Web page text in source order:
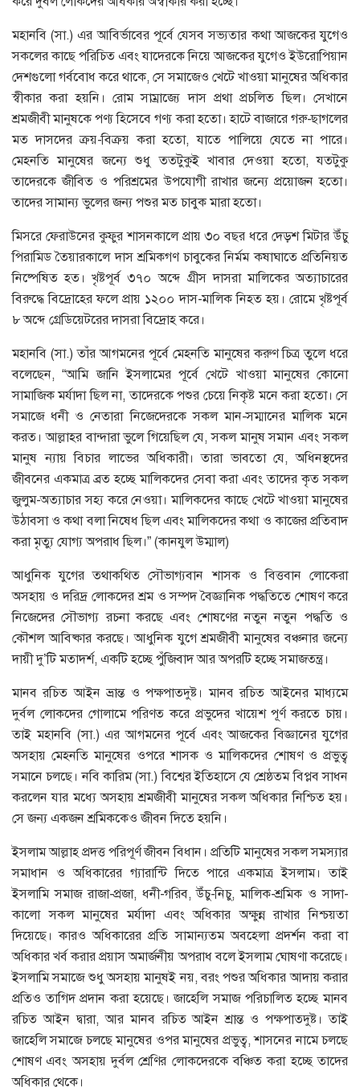
মহানবি (সা.) এর আবির্ভাবের পূর্বে যেসব সভ্যতার কথা আজকের যুগেও
সকলের কাছে পরিচিত এবং যাদেরকে নিয়ে আজকের যুগেও ইউরোপিয়ান
দেশগুলো গর্ববোধ করে থাকে, সে সমাজেও খেটে খাওয়া মানুষের অধিকার
স্বীকার করা হয়নি। রোম সাম্রাজ্যে দাস প্রথা প্রচলিত ছিল। সেখানে
শ্রমজীবী মানুষকে পণ্য হিসেবে গণ্য করা হতো। হাটে বাজারে গরু-ছাগলের
মত দাসদের ক্রয়-বিক্রয় করা হতো, যাতে পালিয়ে যেতে না পারে।
মেহনতি মানুষের জন্যে শুধু ততটুকুই খাবার দেওয়া হতো, যতটুকু
তাদেরকে জীবিত ও পরিশ্রমের উপযোগী রাখার জন্যে প্রয়োজন হতো।
তাদের সামান্য ভুলের জন্য পশুর মত চাবুক মারা হতো।
মিসরে ফেরাউনের কুফুর শাসনকালে প্রায় ৩০ বছর ধরে দেড়শ মিটার উঁচু
পিরামিড তৈয়ারকালে দাস শ্রমিকগণ চাবুকের নির্মম কষাঘাতে প্রতিনিয়ত
নিষ্পেষিত হত। খৃষ্টপূর্ব ৩৭০ অব্দে গ্রীস দাসরা মালিকের অত্যাচারের
বিরুদ্ধে বিদ্রোহের ফলে প্রায় ১২০০ দাস-মালিক নিহত হয়। রোমে খৃষ্টপূর্ব
৮ অব্দে গ্রেডিয়েটরের দাসরা বিদ্রোহ করে।
মহানবি (সা.) তাঁর আগমনের পূর্বে মেহনতি মানুষের করুণ চিত্র তুলে ধরে
বলেছেন, “আমি জানি ইসলামের পূর্বে খেটে খাওয়া মানুষের কোনো
সামাজিক মর্যাদা ছিল না, তাদেরকে পশুর চেয়ে নিকৃষ্ট মনে করা হতো। সে
সমাজে ধনী ও নেতারা নিজেদেরকে সকল মান-সম্মানের মালিক মনে
করত। আল্লাহর বান্দারা ভুলে গিয়েছিল যে, সকল মানুষ সমান এবং সকল
মানুষ ন্যায় বিচার লাভের অধিকারী। তারা ভাবতো যে, অধিনস্থদের
জীবনের একমাত্র ব্রত হচ্ছে মালিকদের সেবা করা এবং তাদের কৃত সকল
জুলুম-অত্যাচার সহ্য করে নেওয়া। মালিকদের কাছে খেটে খাওয়া মানুষের
উঠাবসা ও কথা বলা নিষেধ ছিল এবং মালিকদের কথা ও কাজের প্রতিবাদ
করা মৃত্যু যোগ্য অপরাধ ছিল।” (কানযুল উম্মাল)
আধুনিক যুগের তথাকথিত সৌভাগ্যবান শাসক ও বিত্তবান লোকেরা
অসহায় ও দরিদ্র লোকদের শ্রম ও সম্পদ বৈজ্ঞানিক পদ্ধতিতে শোষণ করে
নিজেদের সৌভাগ্য রচনা করছে এবং শোষণের নতুন নতুন পদ্ধতি ও
কৌশল আবিষ্কার করছে। আধুনিক যুগে শ্রমজীবী মানুষের বঞ্চনার জন্যে
দায়ী দু’টি মতাদর্শ, একটি হচ্ছে পুঁজিবাদ আর অপরটি হচ্ছে সমাজতন্ত্র।
মানব রচিত আইন ভ্রান্ত ও পক্ষপাতদুষ্ট। মানব রচিত আইনের মাধ্যমে
দুর্বল লোকদের গোলামে পরিণত করে প্রভুদের খায়েশ পূর্ণ করতে চায়।
তাই মহানবি (সা.) এর আগমনের পূর্বে এবং আজকের বিজ্ঞানের যুগের
অসহায় মেহনতি মানুষের ওপরে শাসক ও মালিকদের শোষণ ও প্রভুত্ব
সমানে চলছে। নবি কারিম (সা.) বিশ্বের ইতিহাসে যে শ্রেষ্ঠতম বিপ্লব সাধন
করলেন যার মধ্যে অসহায় শ্রমজীবী মানুষের সকল অধিকার নিশ্চিত হয়।
সে জন্য একজন শ্রমিককেও জীবন দিতে হয়নি।
ইসলাম আল্লাহ প্রদত্ত পরিপূর্ণ জীবন বিধান। প্রতিটি মানুষের সকল সমস্যার
সমাধান ও অধিকারের গ্যারান্টি দিতে পারে একমাত্র ইসলাম। তাই
ইসলামি সমাজ রাজা-প্রজা, ধনী-গরিব, উঁচু-নিচু, মালিক-শ্রমিক ও সাদা-
কালো সকল মানুষের মর্যাদা এবং অধিকার অক্ষুন্ন রাখার নিশ্চয়তা
দিয়েছে। কারও অধিকারের প্রতি সামান্যতম অবহেলা প্রদর্শন করা বা
অধিকার খর্ব করার প্রয়াস অমার্জনীয় অপরাধ বলে ইসলাম ঘোষণা করেছে।
ইসলামি সমাজে শুধু অসহায় মানুষই নয়, বরং পশুর অধিকার আদায় করার
প্রতিও তাগিদ প্রদান করা হয়েছে। জাহেলি সমাজ পরিচালিত হচ্ছে মানব
রচিত আইন দ্বারা, আর মানব রচিত আইন শ্রান্ত ও পক্ষপাতদুষ্ট। তাই
জাহেলি সমাজে চলছে মানুষের ওপর মানুষের প্রভুত্ব, শাসনের নামে চলছে
শোষণ এবং অসহায় দুর্বল শ্রেণির লোকদেরকে বঞ্চিত করা হচ্ছে তাদের
অধিকার থেকে।